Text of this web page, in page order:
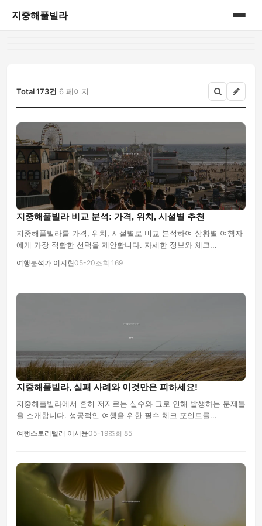
지중해풀빌라
Total 173건 6 페이지
지중해풀빌라 비교 분석: 가격, 위치, 시설별 추천
지중해풀빌라를 가격, 위치, 시설별로 비교 분석하여 상황별 여행자
에게 가장 적합한 선택을 제안합니다. 자세한 정보와 체크...
여행분석가 이지현05-20조회 169
지중해풀빌라, 실패 사례와 이것만은 피하세요!
지중해풀빌라에서 흔히 저지르는 실수와 그로 인해 발생하는 문제들
을 소개합니다. 성공적인 여행을 위한 필수 체크 포인트를...
여행스토리텔러 이서윤05-19조회 85